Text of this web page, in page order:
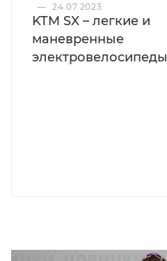
— 24.07.2023
KTM SX – легкие и
маневренные
электровелосипеды